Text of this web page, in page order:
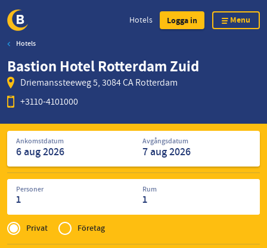
Skip
main
content
Hotels Logga in Menu
Hotels
Bastion Hotel Rotterdam Zuid
Driemanssteeweg 5, 3084 CA Rotterdam
+3110-4101000
Sök
efter
hotell
Ankomstdatum Avgångsdatum
Personer
1
Rum
1
Privé
of
Zakelijk
Privat Företag